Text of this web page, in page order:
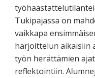
Tukipajassa on
vaikkapa
harjoittelun aikaisiin
työn herättämien
reflektointiin.